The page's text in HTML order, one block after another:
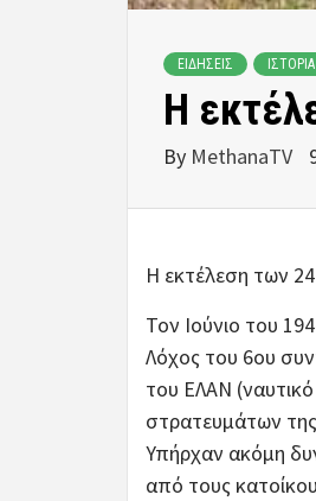
ΕΙΔΗΣΕΙΣ ΙΣΤΟΡΙΑ
Η
By MethanaTV
Η εκτέλεση των
Τον Ιούνιο του
Λόχος του 6ου
του ΕΛΑΝ
στρατευμάτων
Υπήρχαν ακόμη
από τους